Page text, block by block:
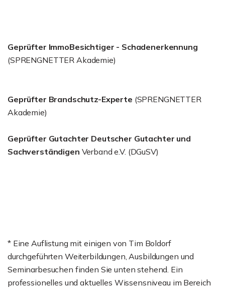
Geprüfter ImmoBesichtiger - Schadenerkennung
(SPRENGNETTER Akademie)
Geprüfter Brandschutz-Experte (SPRENGNETTER
Akademie)
Geprüfter Gutachter Deutscher Gutachter und
Sachverständigen Verband e.V. (DGuSV)
* Eine Auflistung mit einigen von Tim Boldorf
durchgeführten Weiterbildungen, Ausbildungen und
Seminarbesuchen finden Sie unten stehend. Ein
professionelles und aktuelles Wissensniveau im Bereich